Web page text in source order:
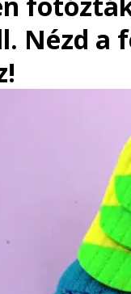
Nézd a